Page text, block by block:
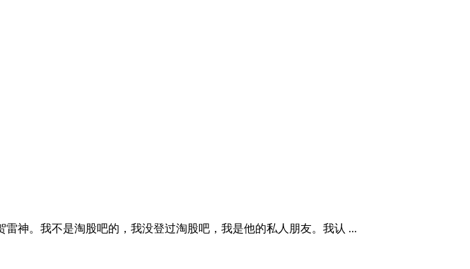
神。我不是淘股吧的，我没登过淘股吧，我是他的私人朋友。我认 ...